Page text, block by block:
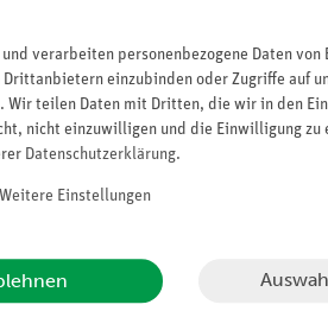
Araneus, Mundwerkzeuge
längs 5. Kreuzspinne,
total 8. Hühnermilben,
Tausendfüßler, Julus, Körpermitte,
verarbeiten personenbezogene Daten von
einzubinden oder Zugriffe auf
teilen Daten mit Dritten, die wir in den
nicht einzuwilligen und die Einwilligung
Daten­schutz­erklärung.
Weitere Einstellungen